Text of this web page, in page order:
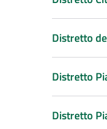
Distretto
Distretto
Distretto